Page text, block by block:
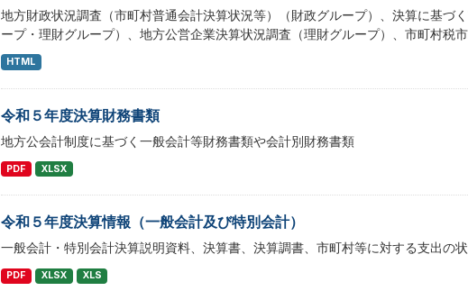
地方財政状況調査（市町村普通会計決算状況等）（財政グループ）、決算に基づ
ープ・理財グループ）、地方公営企業決算状況調査（理財グループ）、市町村税
HTML
令和５年度決算財務書類
地方公会計制度に基づく一般会計等財務書類や会計別財務書類
PDF XLSX
令和５年度決算情報（一般会計及び特別会計）
一般会計・特別会計決算説明資料、決算書、決算調書、市町村等に対する支出の
PDF XLSX XLS